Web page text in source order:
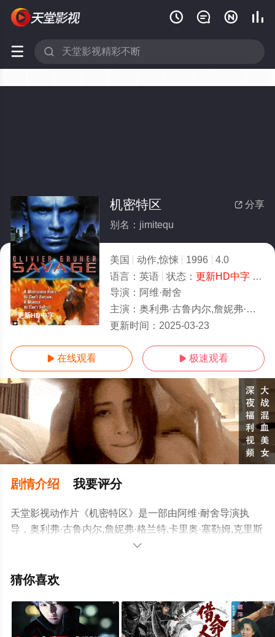
   
 
更新HD中字
 分享
机密特区
别名：jimitequ
美国 动作,惊悚 1996
4.0
语言： 英语 状态： 更新HD中字- 免费在线观看
导演： 阿维·耐舍
主演： 奥利弗·古鲁内尔,詹妮弗·格兰特,卡里奥·塞勒姆,克里斯汀·敏特尔,山姆·麦克莫里
更新时间： 2025-03-23
 在线观看  极速观看
剧情介绍 我要评分
天堂影视动作片《机密特区》是一部由阿维·耐舍导演执
导，奥利弗·古鲁内尔,詹妮弗·格兰特,卡里奥·塞勒姆,克里斯
汀·敏特尔,山姆·麦克莫里等明星演员精彩演绎的美国电影，
网，更多相关信息可移步至豆瓣电影、电视猫或剧情网等

猜你喜欢